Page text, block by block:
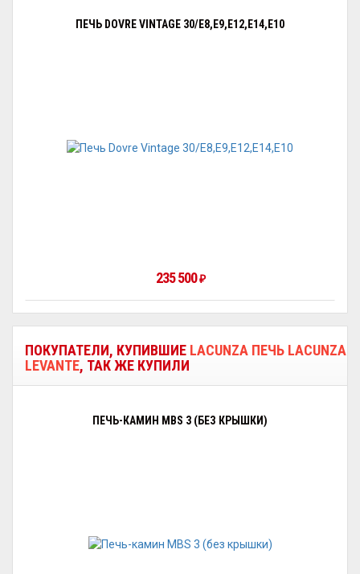
ПЕЧЬ DOVRE VINTAGE 30/E8,E9,E12,E14,E10
235 500 ₽
ПОКУПАТЕЛИ, КУПИВШИЕ LACUNZA ПЕЧЬ LACUNZA
LEVANTE, ТАК ЖЕ КУПИЛИ
ПЕЧЬ-КАМИН MBS 3 (БЕЗ КРЫШКИ)